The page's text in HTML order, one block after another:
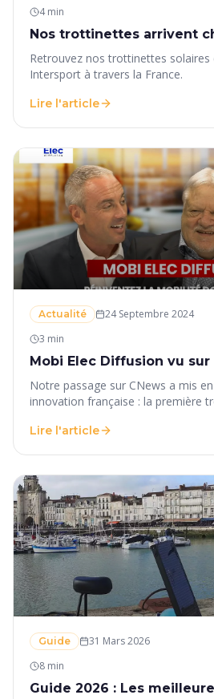
4 min
Nos trottinettes arrivent
Retrouvez nos trottinettes solaires
Intersport à travers la France.
Lire l'article
Actualité
24 Septembre 2024
3 min
Mobi Elec Diffusion vu sur
Notre passage sur CNews a mis
innovation française : la première
Lire l'article
Guide
31 Mars 2026
8 min
Guide 2026 : Les